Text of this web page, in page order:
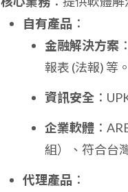
自有產品 ：
金融解決方案
報表 (法報) 等。
資訊安全 ：
企業軟體 ：
組）、符合台
代理產品 ：